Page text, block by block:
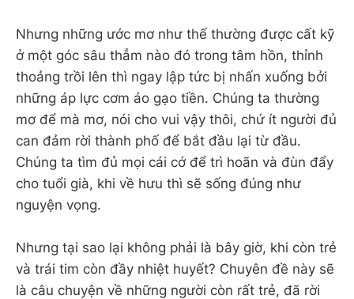
Nhưng những ước mơ như thế thường được cất kỹ
ở một góc sâu thẳm nào đó trong tâm hồn, thỉnh
thoảng trồi lên thì ngay lập tức bị nhấn xuống bởi
những áp lực cơm áo gạo tiền. Chúng ta thường
mơ để mà mơ, nói cho vui vậy thôi, chứ ít người đủ
can đảm rời thành phố để bắt đầu lại từ đầu.
Chúng ta tìm đủ mọi cái cớ để trì hoãn và đùn đẩy
cho tuổi già, khi về hưu thì sẽ sống đúng như
nguyện vọng.
Nhưng tại sao lại không phải là bây giờ, khi còn trẻ
và trái tim còn đầy nhiệt huyết? Chuyên đề này sẽ
là câu chuyện về những người còn rất trẻ, đã rời